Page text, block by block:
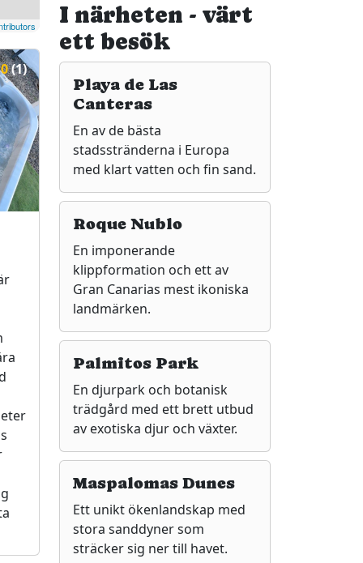
(1)
I närheten - värt
ett besök
Playa de Las
Canteras
En av de bästa
stadsstränderna i Europa
med klart vatten och fin sand.
Roque Nublo
En imponerande
klippformation och ett av
Gran Canarias mest ikoniska
landmärken.
Palmitos Park
En djurpark och botanisk
trädgård med ett brett utbud
av exotiska djur och växter.
Maspalomas Dunes
Ett unikt ökenlandskap med
stora sanddyner som
sträcker sig ner till havet.